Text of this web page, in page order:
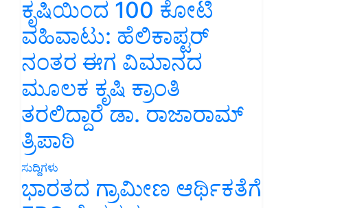
ಕೃಷಿಯಿಂದ 100 ಕೋಟಿ
ವಹಿವಾಟು: ಹೆಲಿಕಾಪ್ಟರ್
ನಂತರ ಈಗ ವಿಮಾನದ
ಮೂಲಕ ಕೃಷಿ ಕ್ರಾಂತಿ
ತರಲಿದ್ದಾರೆ ಡಾ. ರಾಜಾರಾಮ್
ತ್ರಿಪಾಠಿ
ಸುದ್ದಿಗಳು
ಭಾರತದ ಗ್ರಾಮೀಣ ಆರ್ಥಿಕತೆಗೆ